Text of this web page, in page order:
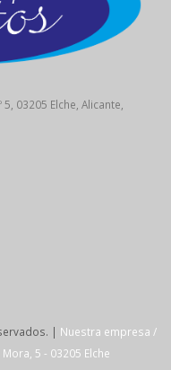
03205 Elche, Alicante,
| Nuestra empresa /
5 - 03205 Elche